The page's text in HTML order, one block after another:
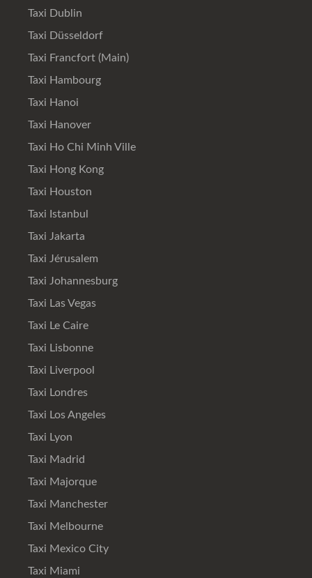
Taxi Dublin
Taxi Düsseldorf
Taxi Francfort (Main)
Taxi Hambourg
Taxi Hanoi
Taxi Hanover
Taxi Ho Chi Minh Ville
Taxi Hong Kong
Taxi Houston
Taxi Istanbul
Taxi Jakarta
Taxi Jérusalem
Taxi Johannesburg
Taxi Las Vegas
Taxi Le Caire
Taxi Lisbonne
Taxi Liverpool
Taxi Londres
Taxi Los Angeles
Taxi Lyon
Taxi Madrid
Taxi Majorque
Taxi Manchester
Taxi Melbourne
Taxi Mexico City
Taxi Miami